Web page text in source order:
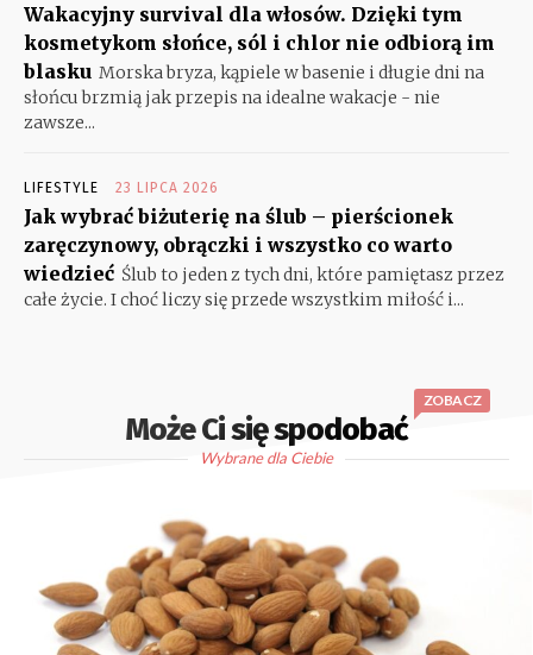
Wakacyjny survival dla włosów. Dzięki tym
kosmetykom słońce, sól i chlor nie odbiorą im
blasku Morska bryza, kąpiele w basenie i długie dni na
słońcu brzmią jak przepis na idealne wakacje - nie
zawsze...
LIFESTYLE 23 LIPCA 2026
Jak wybrać biżuterię na ślub – pierścionek
zaręczynowy, obrączki i wszystko co warto
wiedzieć Ślub to jeden z tych dni, które pamiętasz przez
całe życie. I choć liczy się przede wszystkim miłość i...
Może Ci się spodobać
ZOBACZ
Wybrane dla Ciebie